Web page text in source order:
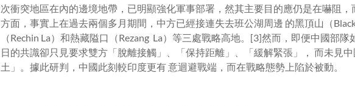
次衝突地區在內的邊境地帶，已明顯強化軍事部署，然其主要目的應仍是在嚇阻
方面，事實上在過去兩個多月期間，中方已經接連失去班公湖周邊 的黑頂山（
（Rechin La）和熱藏隘口（Rezang La）等三處戰略高地。[3]然而，即便中國部隊
日的共識卻只見要求雙方「脫離接觸」、「保持距離」、「緩解緊張」， 而未見
土」。據此研判，中國此刻較印度更有 意迴避戰端，而在戰略態勢上陷於被動。